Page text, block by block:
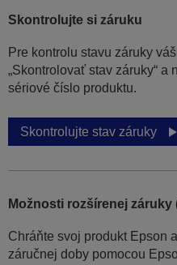
Skontrolujte si záruku
Pre kontrolu stavu záruky
„Skontrolovať stav záruky“ a
sériové číslo produktu.
Skontrolujte stav záruky
Možnosti rozšírenej záruky
Chráňte svoj produkt Epson
záručnej doby pomocou